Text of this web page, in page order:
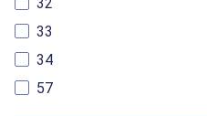
33
34
57